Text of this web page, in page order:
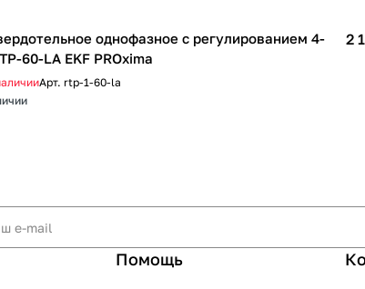
однофазное с регулированием 4-
60-LA EKF PROxima
Арт. rtp-1-60-la
2
Помощь